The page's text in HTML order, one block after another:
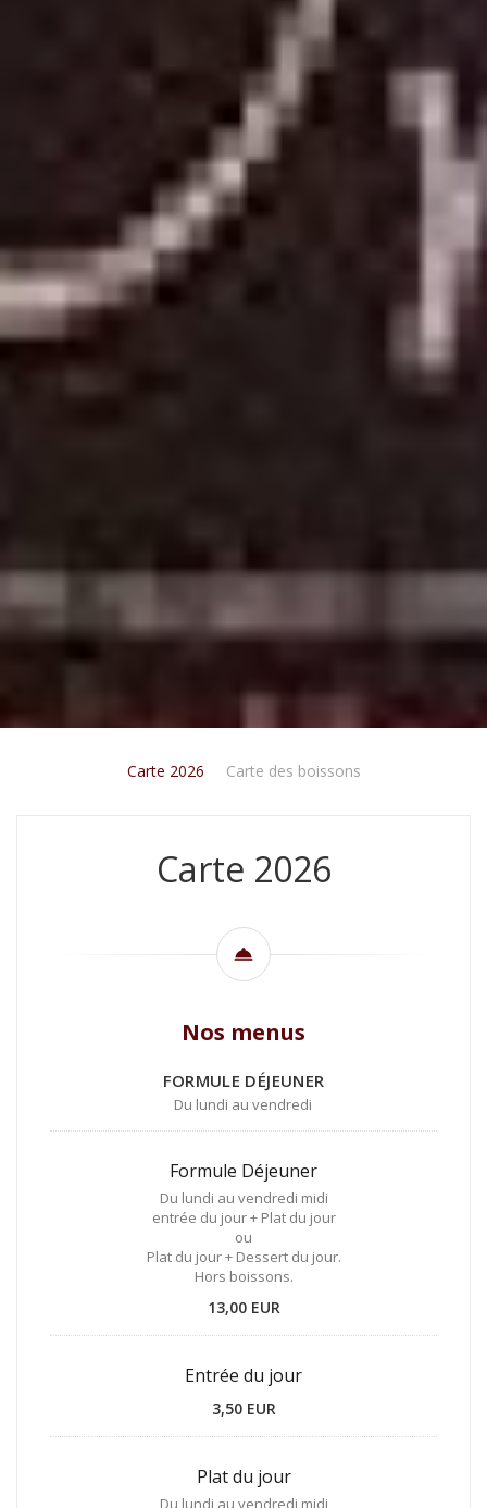
Carte 2026 Carte des boissons
Carte 2026
Nos menus
FORMULE DÉJEUNER
Du lundi au vendredi
Formule Déjeuner
Du lundi au vendredi midi
entrée du jour + Plat du jour
ou
Plat du jour + Dessert du jour.
Hors boissons.
13,00 EUR
Entrée du jour
3,50 EUR
Plat du jour
Du lundi au vendredi midi